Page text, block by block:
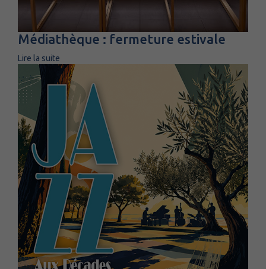
Médiathèque : fermeture estivale
Lire la suite